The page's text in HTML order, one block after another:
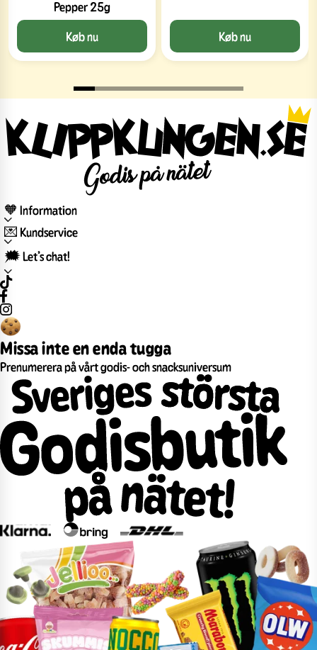
Pepper 25g
Køb nu Køb nu
🧡 Information
💌 Kundservice
🗯️ Let’s chat!
Missa inte en enda tugga
Prenumerera på vårt godis- och snacksuniversum